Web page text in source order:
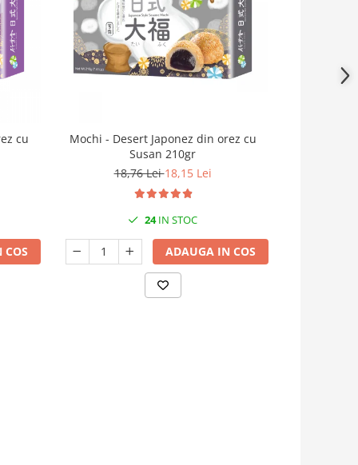
cu
Mochi - Desert Japonez din orez cu
Susan 210gr
18,76 Lei18,15 Lei
24IN STOC
ADAUGA IN COS